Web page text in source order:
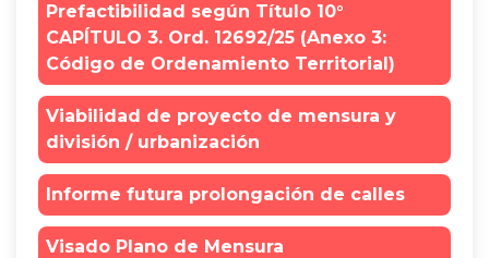
Prefactibilidad según Título 10°
CAPÍTULO 3. Ord. 12692/25 (Anexo 3:
Código de Ordenamiento Territorial)
Viabilidad de proyecto de mensura y
división / urbanización
Informe futura prolongación de calles
Visado Plano de Mensura